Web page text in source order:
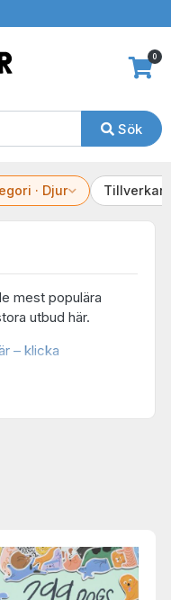
Sök
0
· Djur
mest populära
utbud här.
– klicka